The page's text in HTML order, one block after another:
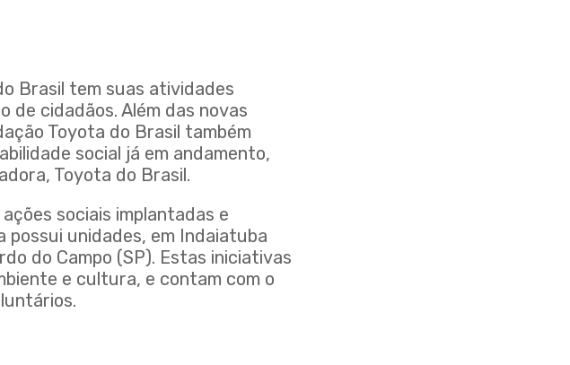
Brasil tem suas atividades
de cidadãos. Além das novas
Toyota do Brasil também
social já em andamento,
Toyota do Brasil.
sociais implantadas e
possui unidades, em Indaiatuba
do Campo (SP). Estas iniciativas
e cultura, e contam com o